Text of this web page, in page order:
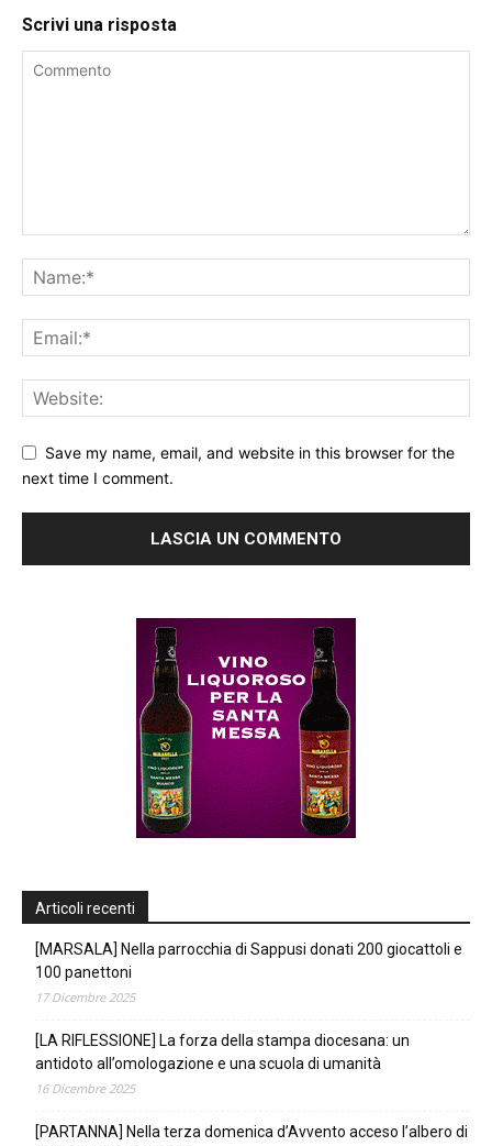
Scrivi una risposta
Save my name, email, and website in this browser for the
next time I comment.
Articoli recenti
[MARSALA] Nella parrocchia di Sappusi donati 200 giocattoli e
100 panettoni
17 Dicembre 2025
[LA RIFLESSIONE] La forza della stampa diocesana: un
antidoto all’omologazione e una scuola di umanità
16 Dicembre 2025
[PARTANNA] Nella terza domenica d’Avvento acceso l’albero di